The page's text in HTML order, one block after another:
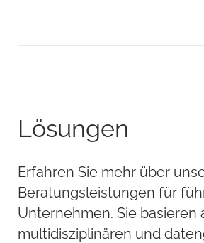
Lösungen
Erfahren Sie mehr über
Beratungsleistungen für
Unternehmen. Sie basieren
multidisziplinären und